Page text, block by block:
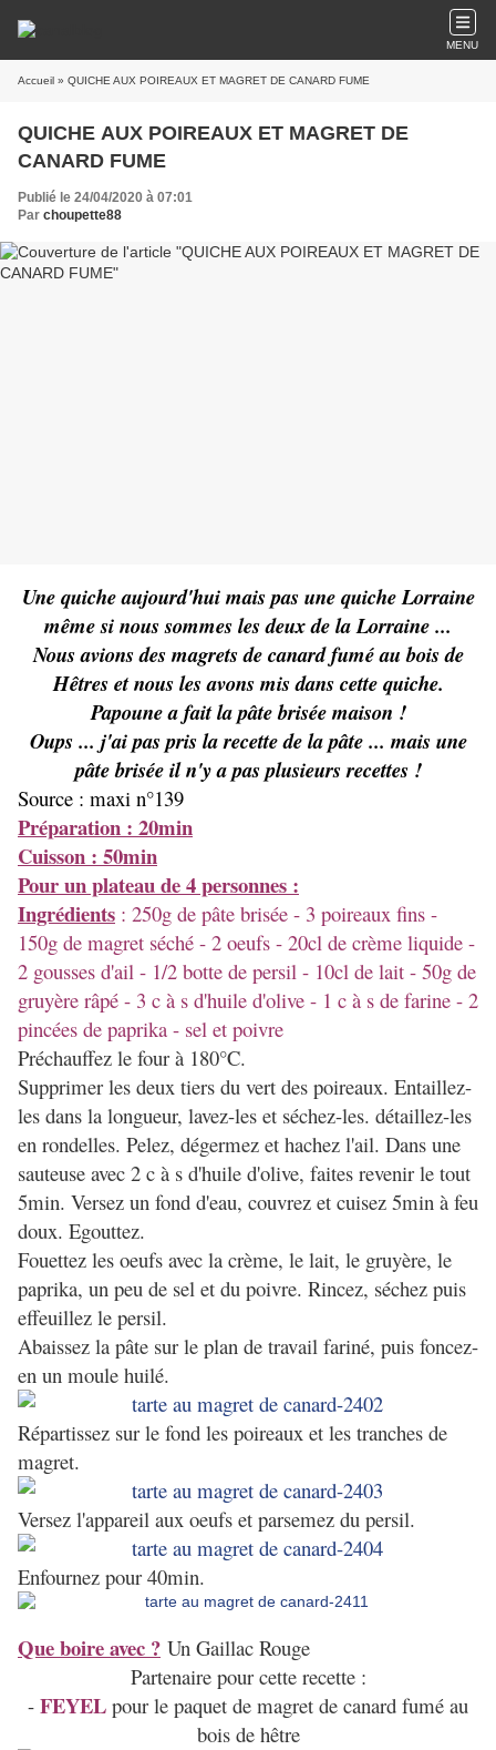
MENU
Accueil » QUICHE AUX POIREAUX ET MAGRET DE CANARD FUME
QUICHE AUX POIREAUX ET MAGRET DE
CANARD FUME
Publié le 24/04/2020 à 07:01
Par choupette88
Une quiche aujourd'hui mais pas une quiche Lorraine
même si nous sommes les deux de la Lorraine ...
Nous avions des magrets de canard fumé au bois de
Hêtres et nous les avons mis dans cette quiche.
Papoune a fait la pâte brisée maison !
Oups ... j'ai pas pris la recette de la pâte ... mais une
pâte brisée il n'y a pas plusieurs recettes !
Source : maxi n°139
Préparation : 20min
Cuisson : 50min
Pour un plateau de 4 personnes :
Ingrédients : 250g de pâte brisée - 3 poireaux fins -
150g de magret séché - 2 oeufs - 20cl de crème liquide -
2 gousses d'ail - 1/2 botte de persil - 10cl de lait - 50g de
gruyère râpé - 3 c à s d'huile d'olive - 1 c à s de farine - 2
pincées de paprika - sel et poivre
Préchauffez le four à 180°C.
Supprimer les deux tiers du vert des poireaux. Entaillez-
les dans la longueur, lavez-les et séchez-les. détaillez-les
en rondelles. Pelez, dégermez et hachez l'ail. Dans une
sauteuse avec 2 c à s d'huile d'olive, faites revenir le tout
5min. Versez un fond d'eau, couvrez et cuisez 5min à feu
doux. Egouttez.
Fouettez les oeufs avec la crème, le lait, le gruyère, le
paprika, un peu de sel et du poivre. Rincez, séchez puis
effeuillez le persil.
Abaissez la pâte sur le plan de travail fariné, puis foncez-
en un moule huilé.
Répartissez sur le fond les poireaux et les tranches de
magret.
Versez l'appareil aux oeufs et parsemez du persil.
Enfournez pour 40min.
Que boire avec ? Un Gaillac Rouge
Partenaire pour cette recette :
- FEYEL pour le paquet de magret de canard fumé au
bois de hêtre